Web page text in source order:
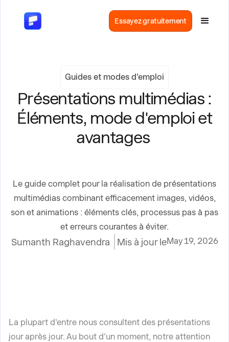
Essayez gratuitement
Guides et modes d'emploi
Présentations multimédias :
Éléments, mode d'emploi et
avantages
Le guide complet pour la réalisation de présentations
multimédias combinant efficacement images, vidéos,
son et animations : éléments clés, processus pas à pas
et erreurs courantes à éviter.
Sumanth Raghavendra Mis à jour leMay 19, 2026
La plupart d'entre nous consultent des présentations
jour après jour. Au bout d'un moment, notre attention